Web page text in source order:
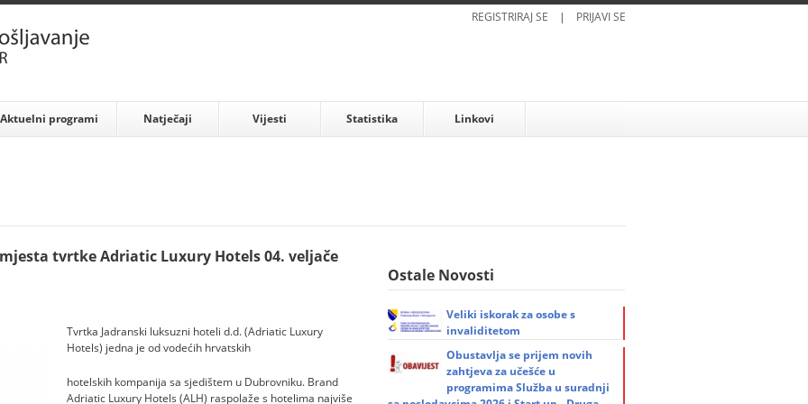
REGISTRIRAJ SE | PRIJAVI SE
Aktuelni programi Natječaji Vijesti Statistika Linkovi
tvrtke Adriatic Luxury Hotels 04. veljače
Tvrtka Jadranski luksuzni hoteli d.d. (Adriatic Luxury
Hotels) jedna je od vodećih hrvatskih
hotelskih kompanija sa sjedištem u Dubrovniku. Brand
Adriatic Luxury Hotels (ALH) raspolaže s hotelima najviše
Ostale Novosti
Veliki iskorak za osobe s
invaliditetom
Obustavlja se prijem novih
zahtjeva za učešće u
programima Služba u suradnji